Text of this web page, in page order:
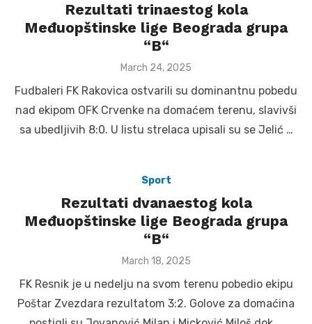
Rezultati trinaestog kola
Međuopštinske lige Beograda grupa
“B“
Posted
March 24, 2025
Fudbaleri FK Rakovica ostvarili su dominantnu pobedu
nad ekipom OFK Crvenke na domaćem terenu, slavivši
sa ubedljivih 8:0. U listu strelaca upisali su se Jelić …
Sport
Rezultati dvanaestog kola
Međuopštinske lige Beograda grupa
“B“
Posted
March 18, 2025
FK Resnik je u nedelju na svom terenu pobedio ekipu
Poštar Zvezdara rezultatom 3:2. Golove za domaćina